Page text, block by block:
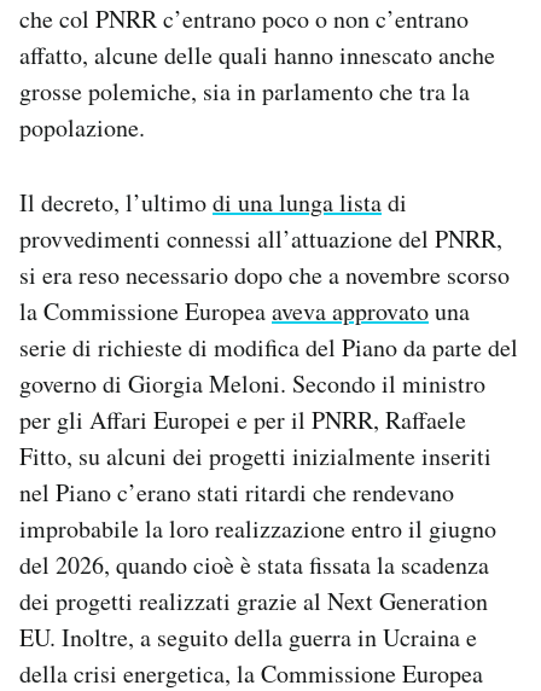
che col PNRR c’entrano poco o non c’entrano
affatto, alcune delle quali hanno innescato anche
grosse polemiche, sia in parlamento che tra la
popolazione.
Il decreto, l’ultimodi una lunga listadi
provvedimenti connessi all’attuazione del PNRR,
si era reso necessario dopo che a novembre scorso
la Commissione Europeaaveva approvatouna
serie di richieste di modifica del Piano da parte del
governo di Giorgia Meloni. Secondo il ministro
per gli Affari Europei e per il PNRR, Raffaele
Fitto, su alcuni dei progetti inizialmente inseriti
nel Piano c’erano stati ritardi che rendevano
improbabile la loro realizzazione entro il giugno
del 2026, quando cioè è stata fissata la scadenza
dei progetti realizzati grazie al Next Generation
EU. Inoltre, a seguito della guerra in Ucraina e
della crisi energetica, la Commissione Europea